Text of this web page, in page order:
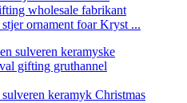
ornament foar Kryst ...
keramyk Christmas